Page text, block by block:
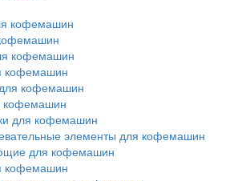
кофемашин
кофемашин
кофемашин
кофемашин
кофемашин
для кофемашин
элементы для кофемашин
для кофемашин
кофемашин